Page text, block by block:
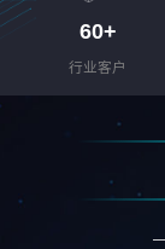
60+
行业客户